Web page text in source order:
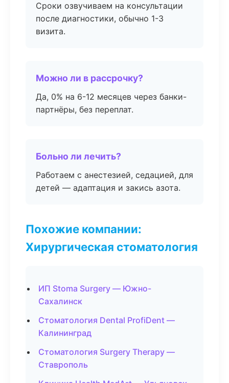
Сроки озвучиваем на консультации
после диагностики, обычно 1-3
визита.
Можно ли в рассрочку?
Да, 0% на 6-12 месяцев через банки-
партнёры, без переплат.
Больно ли лечить?
Работаем с анестезией, седацией, для
детей — адаптация и закись азота.
Похожие компании:
Хирургическая стоматология
ИП Stoma Surgery — Южно-
Сахалинск
Стоматология Dental ProfiDent —
Калининград
Стоматология Surgery Therapy —
Ставрополь